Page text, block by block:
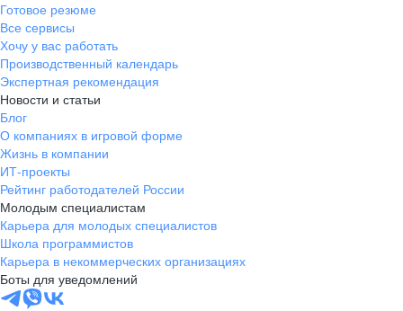
Готовое резюме
Все сервисы
Хочу у вас работать
Производственный календарь
Экспертная рекомендация
Новости и статьи
Блог
О компаниях в игровой форме
Жизнь в компании
ИТ-проекты
Рейтинг работодателей России
Молодым специалистам
Карьера для молодых специалистов
Школа программистов
Карьера в некоммерческих организациях
Боты для уведомлений